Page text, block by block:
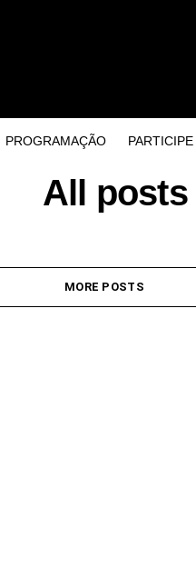
PROGRAMAÇÃO PARTICIPE
All
MORE POSTS